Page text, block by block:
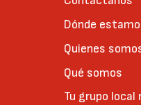
Dónde
Quienes
Qué somos
Tu grupo local